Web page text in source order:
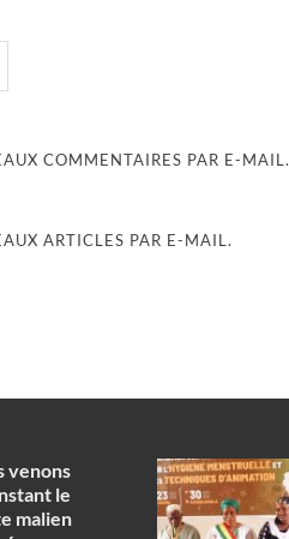
COMMENTAIRES PAR E-MAIL.
ARTICLES PAR E-MAIL.
venons
le
malien